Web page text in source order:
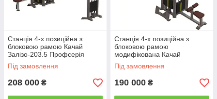
Станція 4-х позиційна з
блоковою рамою Качай
Залізо-203.5 Профсерія
Силові тренажери
Під замовлення
208 000 ₴
Станція 4-х позиційна з
блоковою рамою
модифікована Качай
Залізо-203.4 Профсерія
Силові тренажери
Під замовлення
190 000 ₴